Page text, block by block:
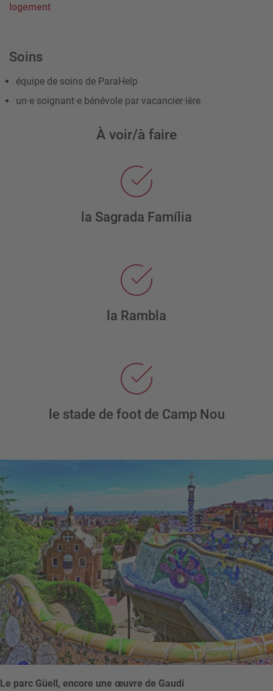
logement
Soins
équipe de soins de ParaHelp
un·e soignant·e bénévole par vacancier·ière
À voir/à faire
la Sagrada Família
la Rambla
le stade de foot de Camp Nou
Le parc Güell, encore une œuvre de Gaudí